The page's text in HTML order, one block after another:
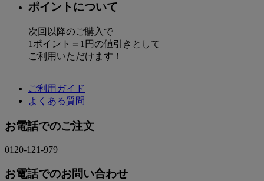
ポイントについて
次回以降のご購入で
1ポイント＝1円の値引きとして
ご利用いただけます！
ご利用ガイド
よくある質問
お電話でのご注文
0120-121-979
お電話でのお問い合わせ